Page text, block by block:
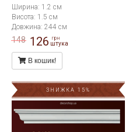
Ширина: 1.2 см
Висота: 1.5 см
Довжина: 244 см
148 126 грн
штука
В кошик!
ЗНИЖКА 15%